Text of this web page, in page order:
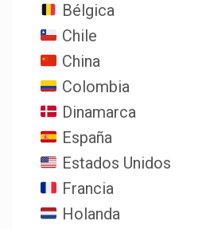
Bélgica
Chile
China
Colombia
Dinamarca
España
Estados Unidos
Francia
Holanda